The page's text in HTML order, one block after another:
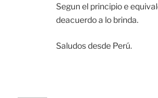
Segun el principio e
deacuerdo a lo brinda.
Saludos desde Perú.